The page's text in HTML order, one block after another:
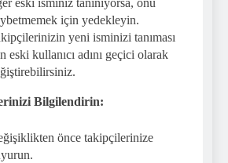
için yedekleyin.
yeni isminizi tanıması
eski kullanıcı adını geçici olarak
Bilgilendirin:
önce takipçilerinize